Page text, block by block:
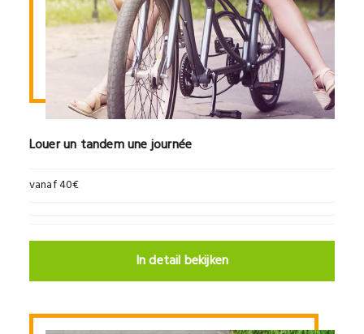
Louer un tandem une journée
vanaf 40€
In detail bekijken